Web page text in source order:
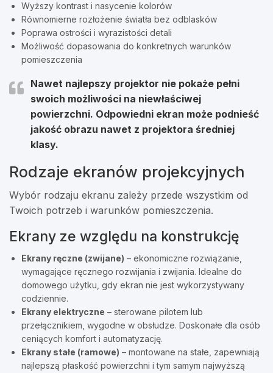
Wyższy kontrast i nasycenie kolorów
Równomierne rozłożenie światła bez odblasków
Poprawa ostrości i wyrazistości detali
Możliwość dopasowania do konkretnych warunków
pomieszczenia
Nawet najlepszy projektor nie pokaże pełni
swoich możliwości na niewłaściwej
powierzchni. Odpowiedni ekran może podnieść
jakość obrazu nawet z projektora średniej
klasy.
Rodzaje ekranów projekcyjnych
Wybór rodzaju ekranu zależy przede wszystkim od
Twoich potrzeb i warunków pomieszczenia.
Ekrany ze względu na konstrukcję
Ekrany ręczne (zwijane) – ekonomiczne rozwiązanie,
wymagające ręcznego rozwijania i zwijania. Idealne do
domowego użytku, gdy ekran nie jest wykorzystywany
codziennie.
Ekrany elektryczne – sterowane pilotem lub
przełącznikiem, wygodne w obsłudze. Doskonałe dla osób
ceniących komfort i automatyzację.
Ekrany stałe (ramowe) – montowane na stałe, zapewniają
najlepszą płaskość powierzchni i tym samym najwyższą